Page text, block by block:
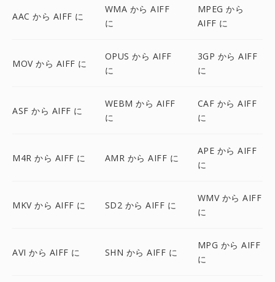
AAC から AIFF に
WMA から AIFF
に
MPEG から
AIFF に
MOV から AIFF に
OPUS から AIFF
に
3GP から AIFF
に
ASF から AIFF に
WEBM から AIFF
に
CAF から AIFF
に
M4R から AIFF に AMR から AIFF に
APE から AIFF
に
MKV から AIFF に SD2 から AIFF に
WMV から AIFF
に
AVI から AIFF に SHN から AIFF に
MPG から AIFF
に